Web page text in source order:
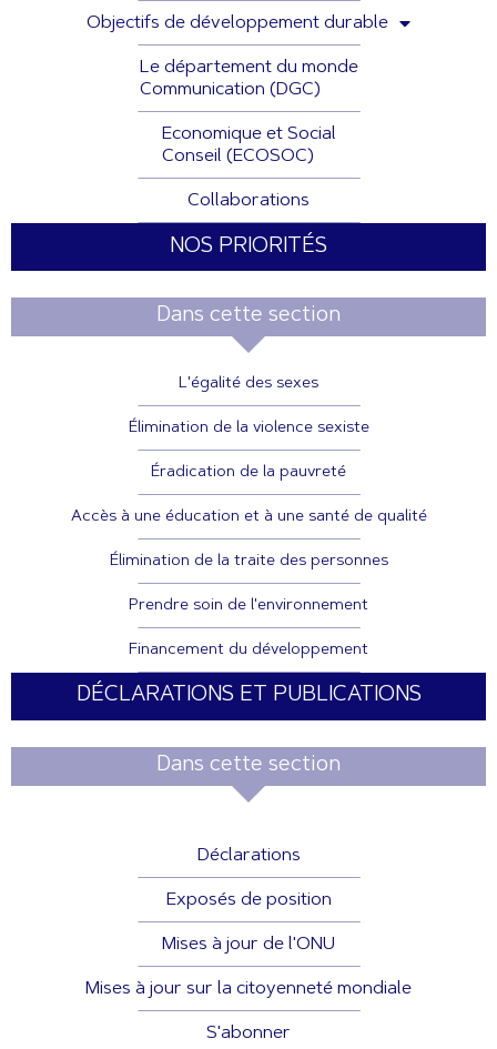
Objectifs de développement durable
Le département du monde
Communication (DGC)
Economique et Social
Conseil (ECOSOC)
Collaborations
NOS PRIORITÉS
Dans cette section
L'égalité des sexes
Élimination de la violence sexiste
Éradication de la pauvreté
Accès à une éducation et à une santé de qualité
Élimination de la traite des personnes
Prendre soin de l'environnement
Financement du développement
DÉCLARATIONS ET PUBLICATIONS
Dans cette section
Déclarations
Exposés de position
Mises à jour de l'ONU
Mises à jour sur la citoyenneté mondiale
S'abonner